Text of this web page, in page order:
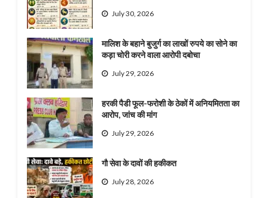
July 30, 2026
मालिश के बहाने बुजुर्ग का लाखों रुपये का सोने का
कड़ा चोरी करने वाला आरोपी दबोचा
July 29, 2026
हरकी पैडी फूल-फरोशी के ठेकों में अनियमितता का
आरोप, जांच की मांग
July 29, 2026
गौ सेवा के दावों की हकीकत
July 28, 2026